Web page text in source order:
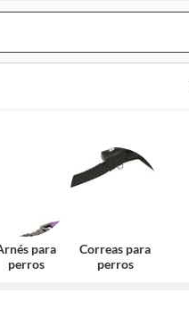
Bar
para
perros
Correas para
perros